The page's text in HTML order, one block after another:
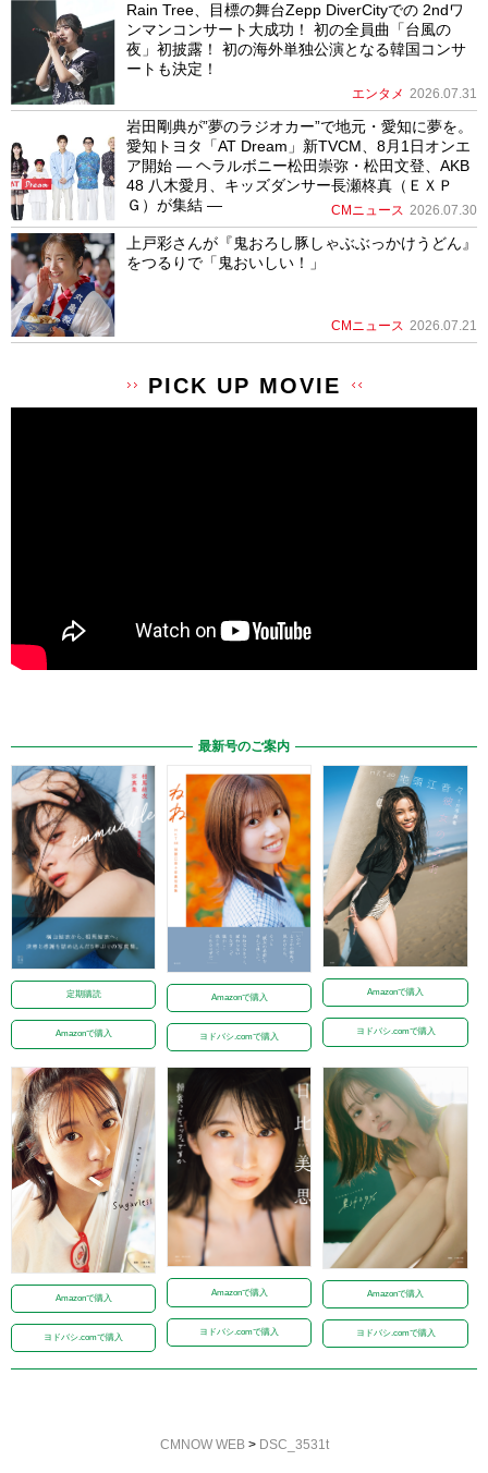
Rain Tree、目標の舞台Zepp DiverCityでの 2ndワ
ンマンコンサート大成功！ 初の全員曲「台風の
夜」初披露！ 初の海外単独公演となる韓国コンサ
ートも決定！
エンタメ 2026.07.31
岩田剛典が”夢のラジオカー”で地元・愛知に夢を。
愛知トヨタ「AT Dream」新TVCM、8月1日オンエ
ア開始 ― ヘラルボニー松田崇弥・松田文登、AKB
48 八木愛月、キッズダンサー長瀬柊真（ＥＸＰ
Ｇ）が集結 ―
CMニュース 2026.07.30
上戸彩さんが『鬼おろし豚しゃぶぶっかけうどん』
をつるりで「鬼おいしい！」
CMニュース 2026.07.21
PICK UP MOVIE
最新号のご案内
定期購読
Amazonで購入
Amazonで購入
ヨドバシ.comで購入
Amazonで購入
ヨドバシ.comで購入
Amazonで購入
ヨドバシ.comで購入
Amazonで購入
ヨドバシ.comで購入
Amazonで購入
ヨドバシ.comで購入
CMNOW WEB> DSC_3531t